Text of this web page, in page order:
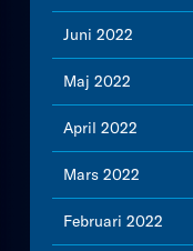
Juni 2022
Maj 2022
April 2022
Mars 2022
Februari 2022